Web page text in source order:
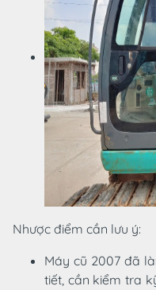
Nhược điểm cần lưu ý:
Máy cũ 2007 đã
tiết, cần kiểm tra